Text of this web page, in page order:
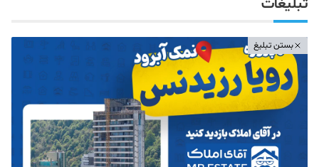
تبلیغات
بستن تبلیغ